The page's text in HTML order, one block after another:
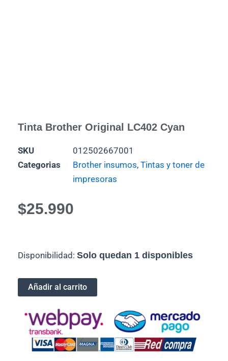
Tinta Brother Original LC402 Cyan
SKU
012502667001
Categorias
Brother insumos, Tintas y toner de
impresoras
$25.990
Disponibilidad: Solo quedan 1 disponibles
Tinta
Brother
LC402
Añadir al carrito